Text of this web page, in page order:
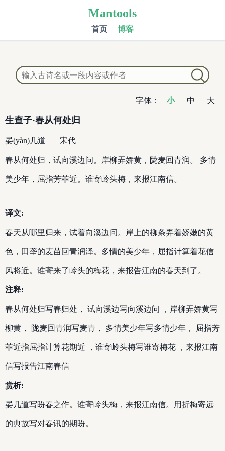
Mantools
首页 博客
字体： 小 中 大
生查子·春从何处归
晏(yàn)几道 宋代
春从何处归，试向溪边问。岸柳弄娇黄，陇麦回青润。 多情
美少年，屈指芳菲近。谁寄岭头梅，来报江南信。
译文:
春天从哪里归来，试着向溪边问。岸上的柳条弄着娇嫩的黄
色，田垄的麦苗回青润泽。多情的美少年，屈指计算着花信
风将近。谁寄来了岭头的梅花，来报告江南的春天到了。
注释:
春从何处归写春归处， 试向溪边写向溪边问 ，岸柳弄娇黄写
柳黄， 陇麦回青润写麦青， 多情美少年写多情少年， 屈指芳
菲近指屈指计算花期近 ，谁寄岭头梅写谁寄梅花 ，来报江南
信写报告江南春信
赏析:
晏几道写盼春之作。谁寄岭头梅，来报江南信。用折梅寄远
的典故写对春讯的期盼。